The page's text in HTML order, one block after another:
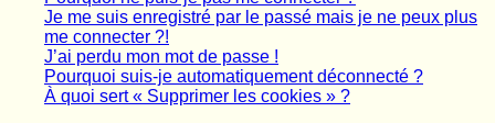
Je me suis enregistré par le passé mais je ne peux plus
me connecter ?!
J’ai perdu mon mot de passe !
Pourquoi suis-je automatiquement déconnecté ?
À quoi sert « Supprimer les cookies » ?